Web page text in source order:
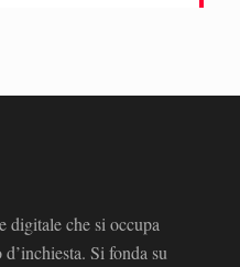
digitale che si occupa
Si fonda su